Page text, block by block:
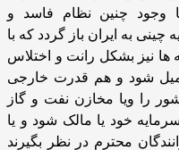
وجود چنین نظام فاسد و
به ایران باز گردد که با
ها نیز بشکل رانت و اختلاس
شود و هم قدرت خارجی
را ویا مخازن نفت و گاز
خود یا مالک شود و یا
محترم در نظر بگیرند